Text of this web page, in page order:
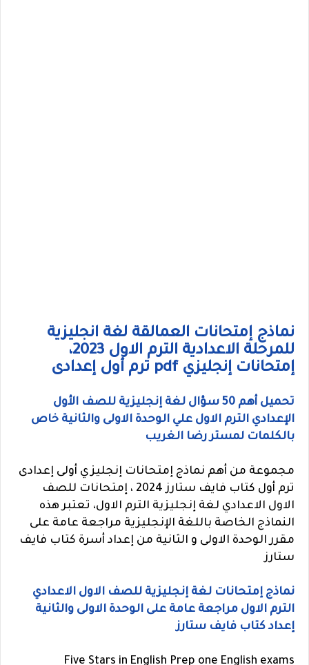
نماذج إمتحانات العمالقة لغة انجليزية
للمرحلة الاعدادية الترم الاول 2023،
إمتحانات إنجليزي pdf ترم أول إعدادى
تحميل أهم 50 سؤال لغة إنجليزية للصف الأول
الإعدادي الترم الاول علي الوحدة الاولى والثانية خاص
بالكلمات لمستر رضا الغريب
مجموعة من أهم نماذج إمتحانات إنجليزي أولى إعدادى
ترم أول كتاب فايف ستارز 2024 ، إمتحانات للصف
الاول الاعدادي لغة إنجليزية الترم الاول، تعتبر هذه
النماذج الخاصة باللغة الإنجليزية مراجعة عامة على
مقرر الوحدة الاولى و الثانية من إعداد أسرة كتاب فايف
ستارز
نماذج إمتحانات لغة إنجليزية للصف الاول الاعدادي
الترم الاول مراجعة عامة على الوحدة الاولى والثانية
إعداد كتاب فايف ستارز
Five Stars in English Prep one English exams